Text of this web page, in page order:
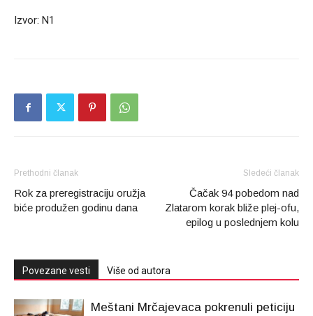
Izvor: N1
Prethodni članak
Rok za preregistraciju oružja
biće produžen godinu dana
Sledeći članak
Čačak 94 pobedom nad
Zlatarom korak bliže plej-ofu,
epilog u poslednjem kolu
Povezane vesti Više od autora
Meštani Mrčajevaca pokrenuli peticiju